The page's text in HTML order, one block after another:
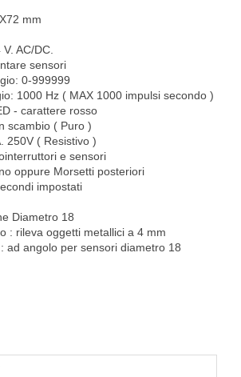
mm
AC/DC.
sensori
0-999999
1000 Hz ( MAX 1000 impulsi secondo )
- carattere rosso
scambio ( Puro )
250V ( Resistivo )
e sensori
oppure Morsetti posteriori
impostati
Diametro 18
: rileva oggetti metallici a 4 mm
ad angolo per sensori diametro 18